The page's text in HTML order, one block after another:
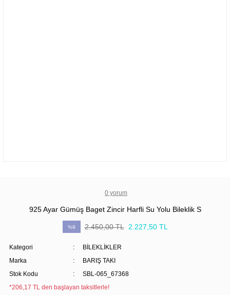
0 yorum
925 Ayar Gümüş Baget Zincir Harfli Su Yolu Bileklik S
%9 2.450,00 TL 2.227,50 TL
Kategori
BİLEKLİKLER
Marka
BARIŞ TAKI
Stok Kodu
SBL-065_67368
*206,17 TL den başlayan taksitlerle!